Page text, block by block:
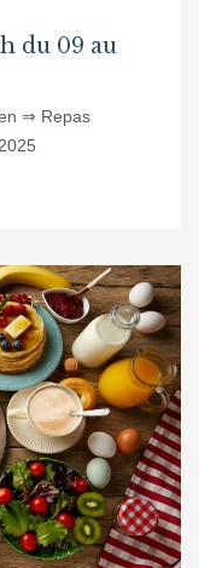
du 09 au
⇒ Repas